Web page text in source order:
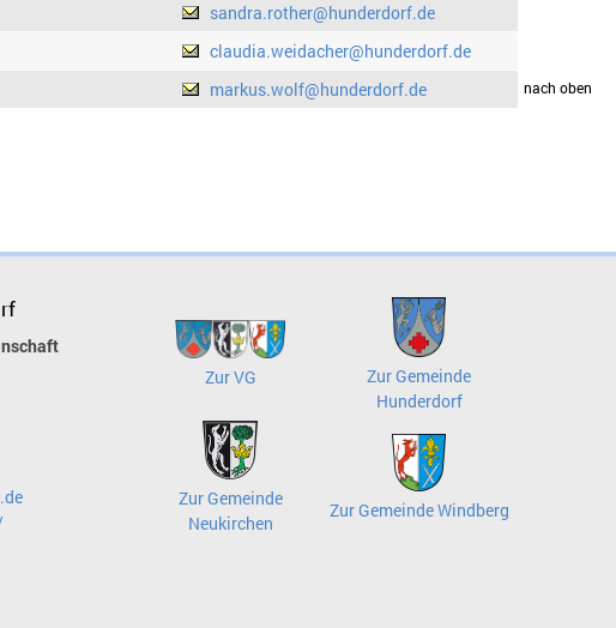
sandra.rother@hunderdorf.de
claudia.weidacher@hunderdorf.de
markus.wolf@hunderdorf.dedrucken nach oben
Zur VG
Zur Gemeinde
Hunderdorf
Zur Gemeinde
Neukirchen
Zur Gemeinde Windberg